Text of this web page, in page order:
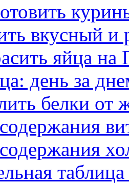
вкусный и
яйца на
день за
белки от